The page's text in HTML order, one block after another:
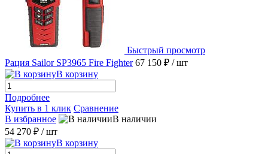
Быстрый просмотр
Рация Sailor SP3965 Fire Fighter 67 150 ₽ / шт
В корзину
Подробнее
Купить в 1 клик Сравнение
В избранное
В наличии
54 270 ₽ / шт
В корзину